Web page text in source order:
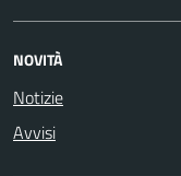
NOVITÀ
Notizie
Avvisi